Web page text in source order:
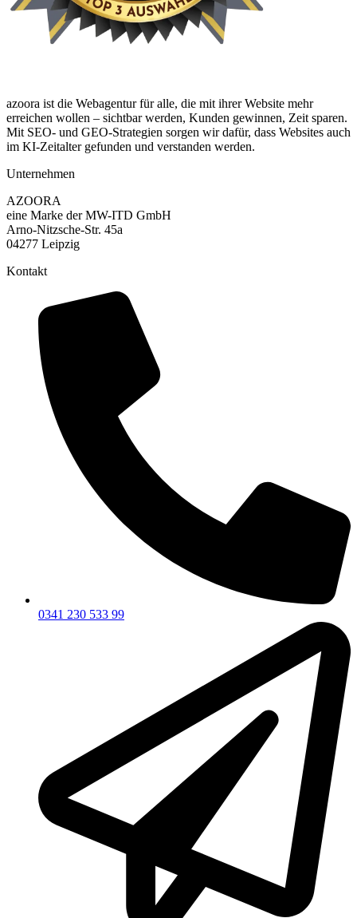
azoora ist die Webagentur für alle, die mit ihrer Website mehr
erreichen wollen – sichtbar werden, Kunden gewinnen, Zeit sparen.
Mit SEO- und GEO-Strategien sorgen wir dafür, dass Websites auch
im KI-Zeitalter gefunden und verstanden werden.
Unternehmen
AZOORA
eine Marke der MW-ITD GmbH
Arno-Nitzsche-Str. 45a
04277 Leipzig
Kontakt
0341 230 533 99